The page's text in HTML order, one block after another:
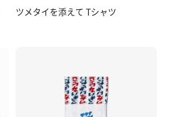
ツメタイを添えて Tシャツ